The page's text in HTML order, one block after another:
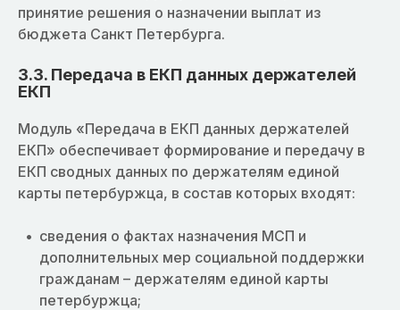
принятие решения о назначении выплат из
бюджета Санкт Петербурга.
3.3. Передача в ЕКП данных держателей
ЕКП
Модуль «Передача в ЕКП данных держателей
ЕКП» обеспечивает формирование и передачу в
ЕКП сводных данных по держателям единой
карты петербуржца, в состав которых входят:
сведения о фактах назначения МСП и
дополнительных мер социальной поддержки
гражданам – держателям единой карты
петербуржца;